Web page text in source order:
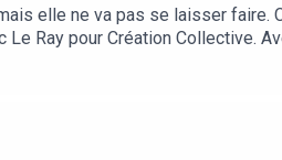
elle ne va pas se laisser
Ray pour Création Collective.
par Adrien Beccaria au studio
du Muséum National